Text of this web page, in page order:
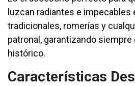
luzcan radiantes e impecables
tradicionales, romerías y
patronal, garantizando
histórico.
Características